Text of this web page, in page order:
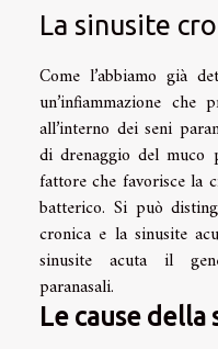
La sinusite
Come l’abbiamo già
un’infiammazione che
all’interno dei seni
di drenaggio del muco
fattore che favorisce la
batterico. Si può
cronica e la sinusite
sinusite acuta il
paranasali.
Le cause della